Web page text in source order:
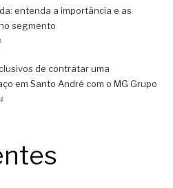
entenda a importância e as
segmento
de contratar uma
em Santo André com o MG Grupo